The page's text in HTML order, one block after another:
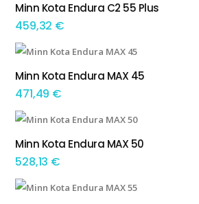
ADICIONAR
Minn Kota Endura C2 55 Plus
459,32 €
ADICIONAR
Minn Kota Endura MAX 45
471,49 €
ADICIONAR
Minn Kota Endura MAX 50
528,13 €